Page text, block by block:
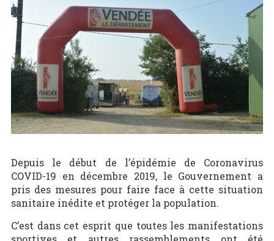
Depuis le début de l’épidémie de Coronavirus
COVID-19 en décembre 2019, le Gouvernement a
pris des mesures pour faire face à cette situation
sanitaire inédite et protéger la population.
C’est dans cet esprit que toutes les manifestations